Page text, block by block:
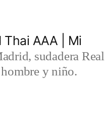
AAA | Mi
sudadera Real
y niño.